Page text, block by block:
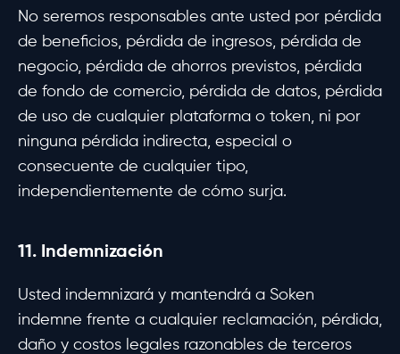
No seremos responsables ante usted por pérdida
de beneficios, pérdida de ingresos, pérdida de
negocio, pérdida de ahorros previstos, pérdida
de fondo de comercio, pérdida de datos, pérdida
de uso de cualquier plataforma o token, ni por
ninguna pérdida indirecta, especial o
consecuente de cualquier tipo,
independientemente de cómo surja.
11. Indemnización
Usted indemnizará y mantendrá a Soken
indemne frente a cualquier reclamación, pérdida,
daño y costos legales razonables de terceros